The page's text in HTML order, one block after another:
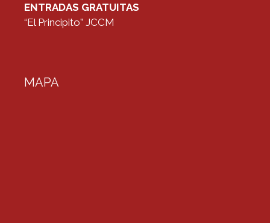
ENTRADAS GRATUITAS
“El Principito” JCCM
MAPA